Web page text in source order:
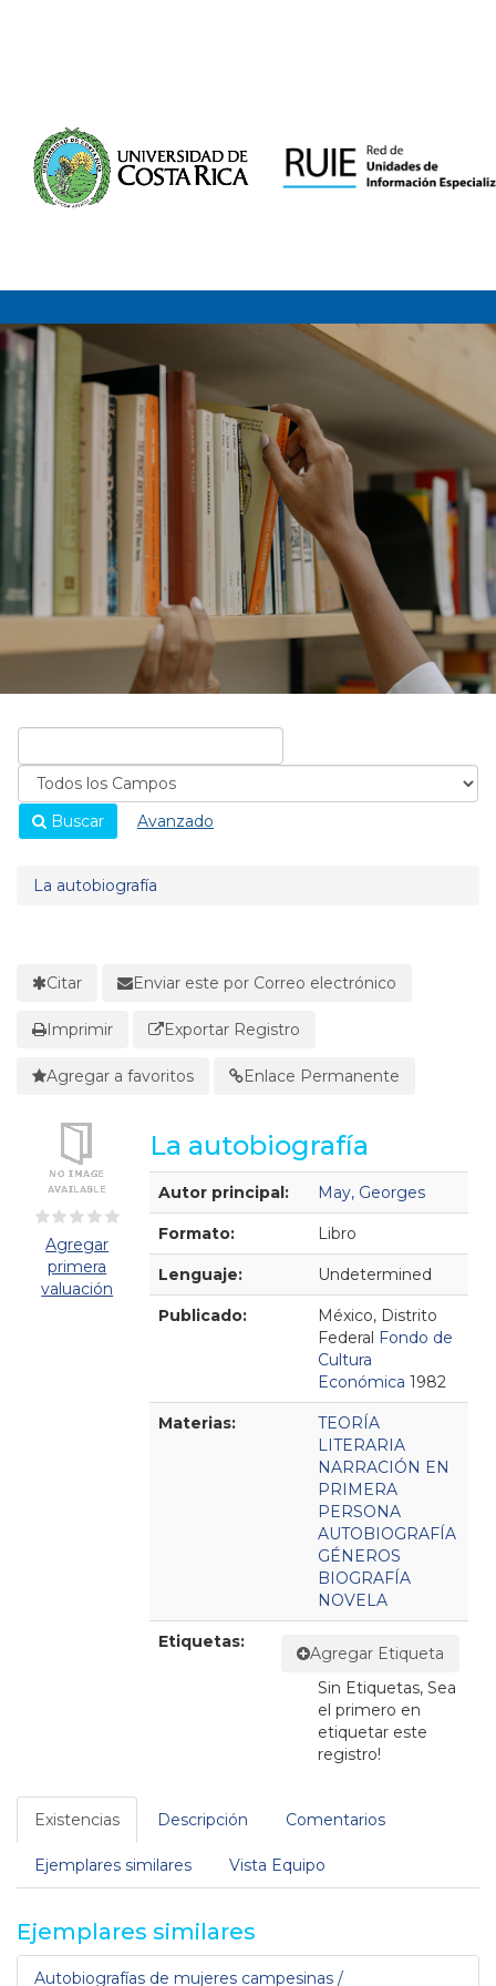
Buscar Avanzado
La autobiografía
Citar Enviar este por Correo electrónico
Imprimir Exportar Registro
Agregar a favoritos Enlace Permanente
Agregar
primera
valuación
La autobiografía
Detalles Bibliográficos
Autor principal: May, Georges
Formato: Libro
Lenguaje: Undetermined
Publicado:
México, Distrito
Federal Fondo de
Cultura
Económica 1982
Materias:
TEORÍA
LITERARIA
NARRACIÓN EN
PRIMERA
PERSONA
AUTOBIOGRAFÍA
GÉNEROS
BIOGRAFÍA
NOVELA
Etiquetas:
Agregar Etiqueta
Sin Etiquetas, Sea
el primero en
etiquetar este
registro!
Existencias Descripción Comentarios
Ejemplares similares Vista Equipo
Ejemplares similares
Autobiografías de mujeres campesinas /